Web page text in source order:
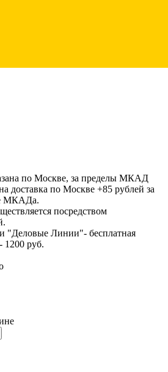
по Москве, за пределы МКАД
доставка по Москве +85 рублей за
МКАДа.
посредством
"Деловые Линии"- бесплатная
1200 руб.